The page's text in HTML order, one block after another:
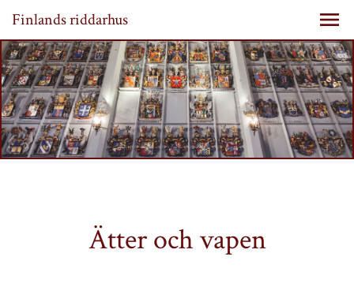
Finlands riddarhus
Ätter och vapen